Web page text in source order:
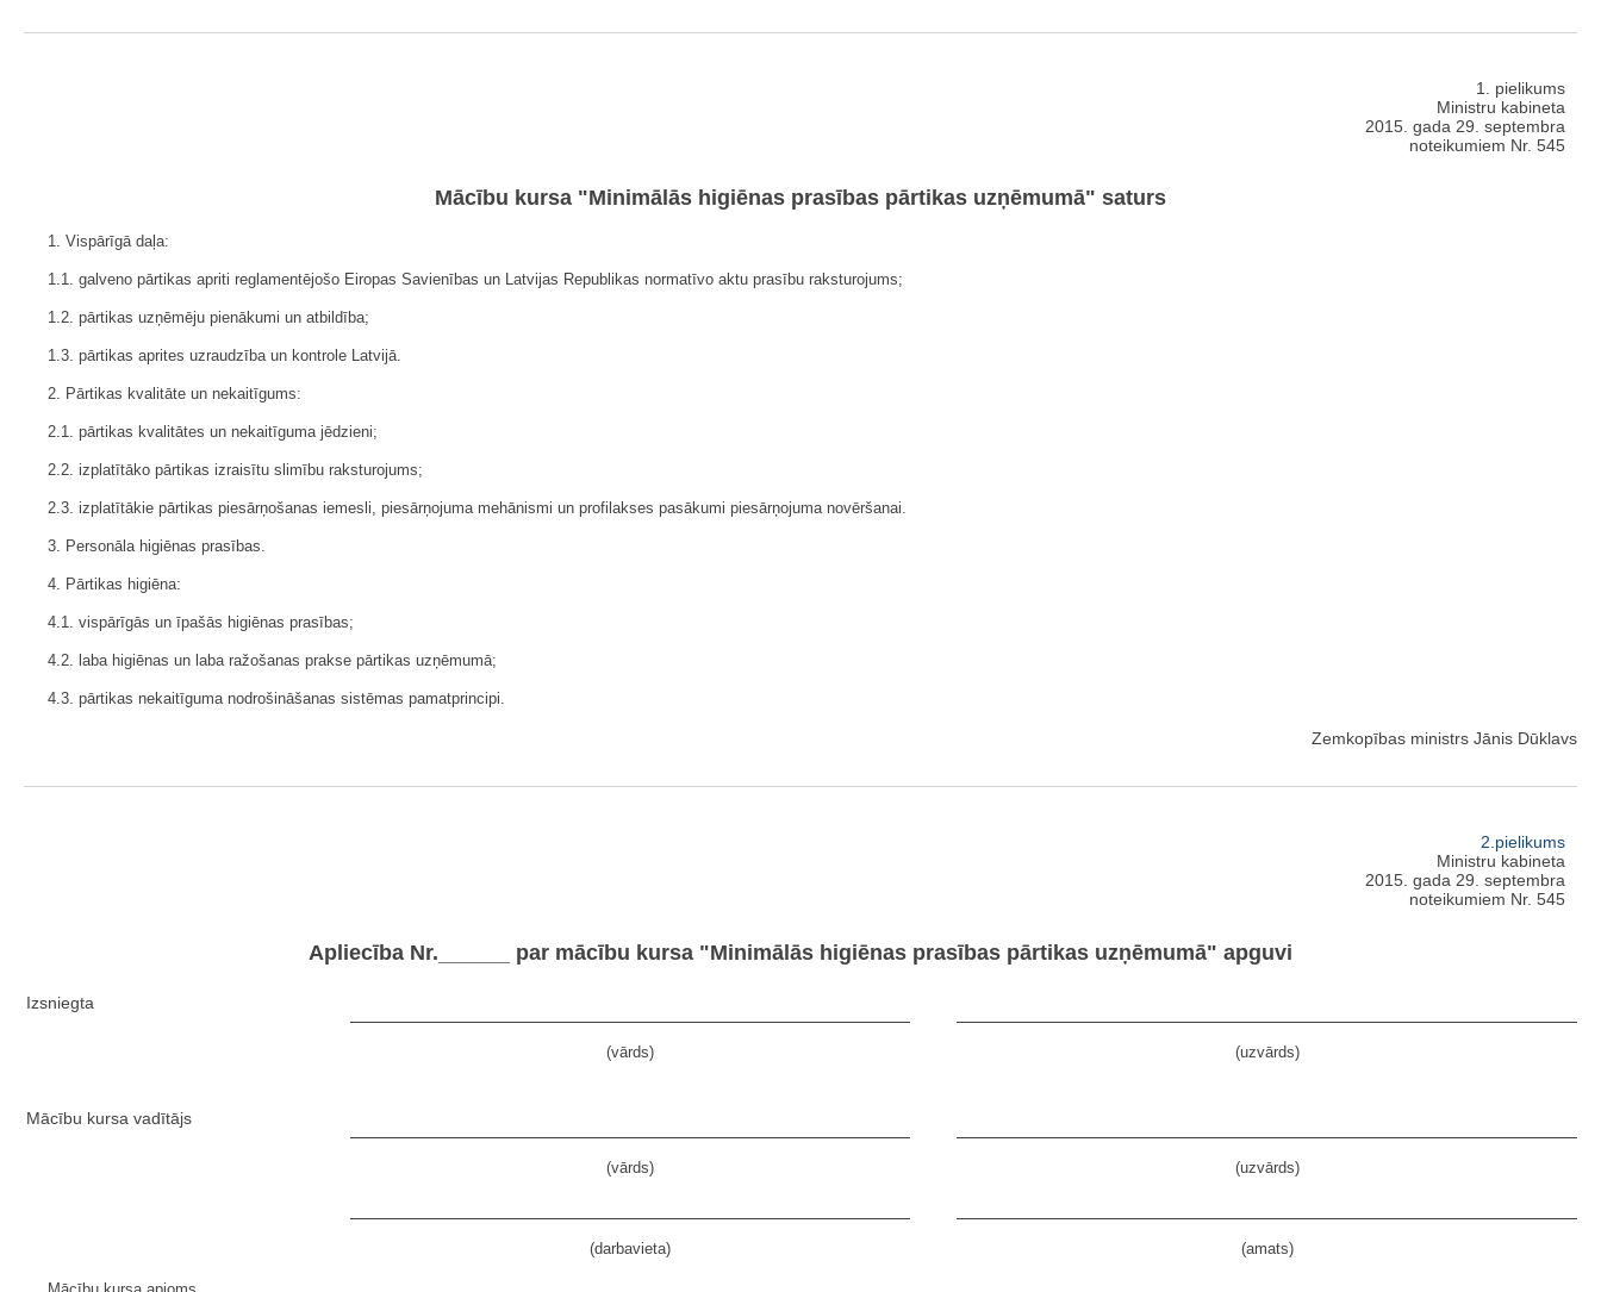
1. pielikums
Ministru kabineta
2015. gada 29. septembra
noteikumiem Nr. 545
Mācību kursa "Minimālās higiēnas prasības pārtikas uzņēmumā" saturs
1. Vispārīgā daļa:
1.1. galveno pārtikas apriti reglamentējošo Eiropas Savienības un Latvijas Republikas normatīvo aktu prasību raksturojums;
1.2. pārtikas uzņēmēju pienākumi un atbildība;
1.3. pārtikas aprites uzraudzība un kontrole Latvijā.
2. Pārtikas kvalitāte un nekaitīgums:
2.1. pārtikas kvalitātes un nekaitīguma jēdzieni;
2.2. izplatītāko pārtikas izraisītu slimību raksturojums;
2.3. izplatītākie pārtikas piesārņošanas iemesli, piesārņojuma mehānismi un profilakses pasākumi piesārņojuma novēršanai.
3. Personāla higiēnas prasības.
4. Pārtikas higiēna:
4.1. vispārīgās un īpašās higiēnas prasības;
4.2. laba higiēnas un laba ražošanas prakse pārtikas uzņēmumā;
4.3. pārtikas nekaitīguma nodrošināšanas sistēmas pamatprincipi.
Zemkopības ministrs Jānis Dūklavs
2.pielikums
Ministru kabineta
2015. gada 29. septembra
noteikumiem Nr. 545
Apliecība Nr.______ par mācību kursa "Minimālās higiēnas prasības pārtikas uzņēmumā" apguvi
Izsniegta
(vārds) (uzvārds)
Mācību kursa vadītājs
(vārds) (uzvārds)
(darbavieta) (amats)